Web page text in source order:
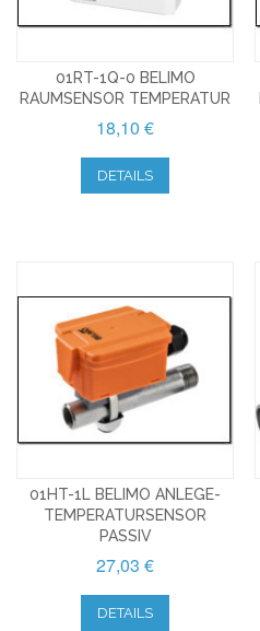
01RT-1Q-0 BELIMO
RAUMSENSOR TEMPERATUR
18,10 €
DETAILS
01HT-1L BELIMO ANLEGE-
TEMPERATURSENSOR
PASSIV
27,03 €
DETAILS